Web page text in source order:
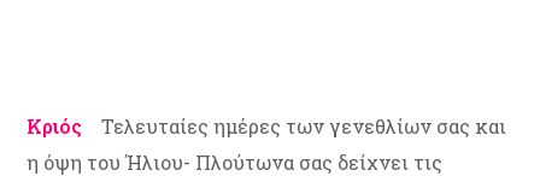
Κριός
Τελευταίες ημέρες των γενεθλίων σας και
η όψη του Ήλιου- Πλούτωνα σας δείχνει τις